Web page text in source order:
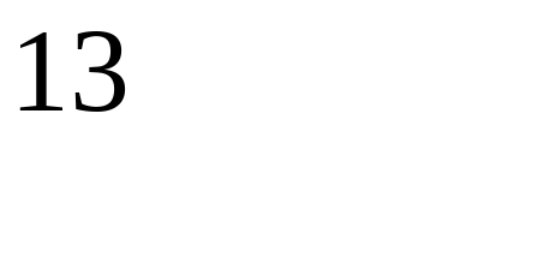
13